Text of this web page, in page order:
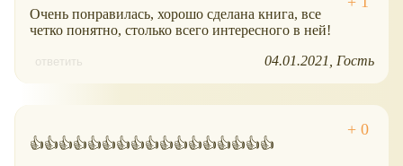
Очень понравилась, хорошо сделана книга, все
четко понятно, столько всего интересного в ней!
ответить 04.01.2021 Гость
👍👍👍👍👍👍👍👍👍👍👍👍👍👍👍👍👍